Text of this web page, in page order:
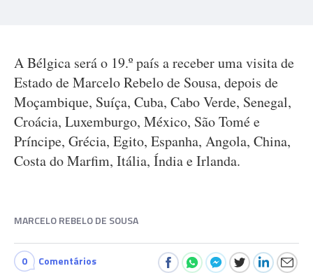
A Bélgica será o 19.º país a receber uma visita de
Estado de Marcelo Rebelo de Sousa, depois de
Moçambique, Suíça, Cuba, Cabo Verde, Senegal,
Croácia, Luxemburgo, México, São Tomé e
Príncipe, Grécia, Egito, Espanha, Angola, China,
Costa do Marfim, Itália, Índia e Irlanda.
MARCELO REBELO DE SOUSA
0 Comentários